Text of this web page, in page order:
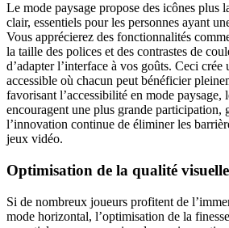
Le mode paysage propose des icônes plus
clair, essentiels pour les personnes ayant
Vous apprécierez des fonctionnalités
la taille des polices et des contrastes de
d’adapter l’interface à vos goûts. Ceci
accessible où chacun peut bénéficier
favorisant l’accessibilité en mode paysage,
encouragent une plus grande participation,
l’innovation continue de éliminer les
jeux vidéo.
Optimisation de la qualité visuelle
Si de nombreux joueurs profitent de
mode horizontal, l’optimisation de la